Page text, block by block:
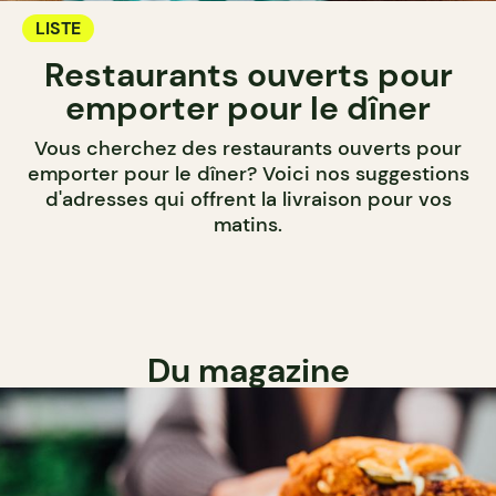
LISTE
Restaurants ouverts pour
emporter pour le dîner
Vous cherchez des restaurants ouverts pour
emporter pour le dîner? Voici nos suggestions
d'adresses qui offrent la livraison pour vos
matins.
Du magazine